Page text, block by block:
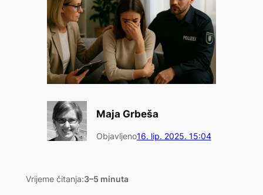
Maja Grbeša
Objavljeno16. lip. 2025. 15:04
Vrijeme čitanja:3–5 minuta